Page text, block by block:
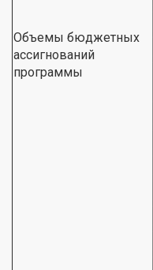
Объемы бюджетных
ассигнований
программы